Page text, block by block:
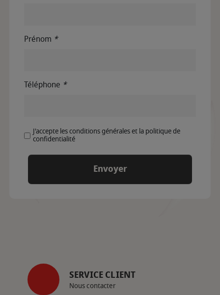
Prénom *
Téléphone *
J'accepte les conditions générales et la politique de
confidentialité
SERVICE CLIENT
Nous contacter